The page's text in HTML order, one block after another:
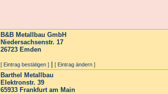
B&B Metallbau GmbH
Niedersachsenstr. 17
26723 Emden
[ Eintrag bestätigen ] [ Eintrag ändern ]
Barthel Metallbau
Elektronstr. 39
65933 Frankfurt am Main